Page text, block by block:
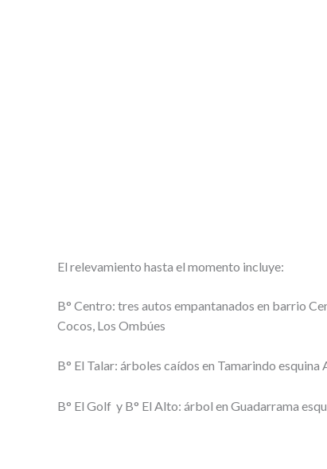
El relevamiento hasta el momento incluye:
B° Centro: tres autos empantanados en barrio
Cocos, Los Ombúes
B° El Talar: árboles caídos en Tamarindo
B° El Golf y B° El Alto: árbol en Guadarrama